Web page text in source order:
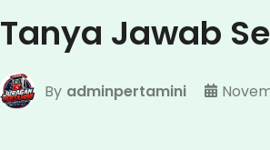
Tanya Jawab
By adminpertamini